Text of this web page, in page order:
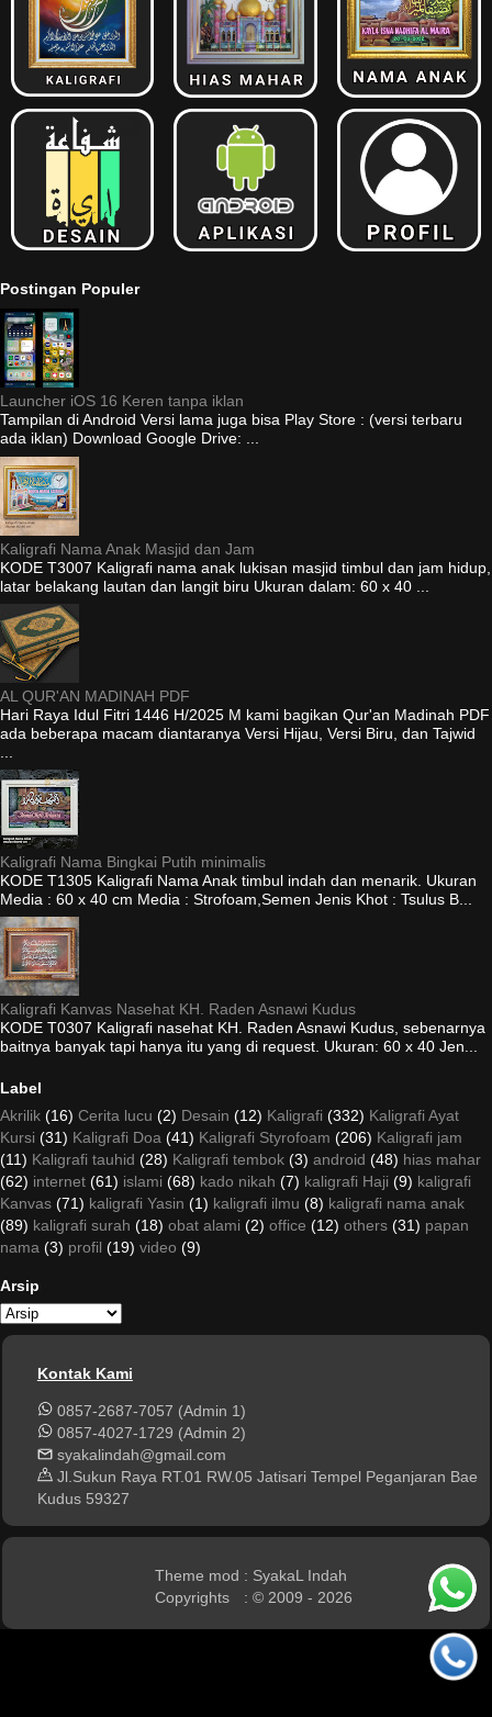
Postingan Populer
Launcher iOS 16 Keren tanpa iklan
Tampilan di Android Versi lama juga bisa Play Store : (versi terbaru
ada iklan) Download Google Drive: ...
Kaligrafi Nama Anak Masjid dan Jam
KODE T3007 Kaligrafi nama anak lukisan masjid timbul dan jam hidup,
latar belakang lautan dan langit biru Ukuran dalam: 60 x 40 ...
AL QUR'AN MADINAH PDF
Hari Raya Idul Fitri 1446 H/2025 M kami bagikan Qur'an Madinah PDF
ada beberapa macam diantaranya Versi Hijau, Versi Biru, dan Tajwid
Kaligrafi Nama Bingkai Putih minimalis
KODE T1305 Kaligrafi Nama Anak timbul indah dan menarik. Ukuran
Media : 60 x 40 cm Media : Strofoam,Semen Jenis Khot : Tsulus B...
Kaligrafi Kanvas Nasehat KH. Raden Asnawi Kudus
KODE T0307 Kaligrafi nasehat KH. Raden Asnawi Kudus, sebenarnya
baitnya banyak tapi hanya itu yang di request. Ukuran: 60 x 40 Jen...
Label
Akrilik (16) Cerita lucu (2) Desain (12) Kaligrafi (332) Kaligrafi Ayat
Kursi (31) Kaligrafi Doa (41) Kaligrafi Styrofoam (206) Kaligrafi jam
(11) Kaligrafi tauhid (28) Kaligrafi tembok (3) android (48) hias mahar
(62) internet (61) islami (68) kado nikah (7) kaligrafi Haji (9) kaligrafi
Kanvas (71) kaligrafi Yasin (1) kaligrafi ilmu (8) kaligrafi nama anak
(89) kaligrafi surah (18) obat alami (2) office (12) others (31) papan
nama (3) profil (19) video (9)
Arsip
Kontak Kami
0857-2687-7057 (Admin 1)
0857-4027-1729 (Admin 2)
syakalindah@gmail.com
Jl.Sukun Raya RT.01 RW.05 Jatisari Tempel Peganjaran Bae
Kudus 59327
Theme mod
Copyrights
: SyakaL Indah
: © 2009 - 2026